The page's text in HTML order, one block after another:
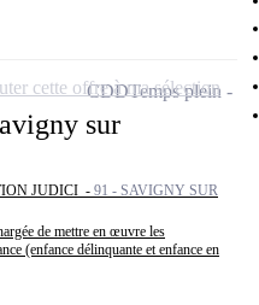
sur
JUDICI - 91 - SAVIGNY SUR
de mettre en œuvre les
(enfance délinquante et enfance en
CDDTemps plein
cette offre à ma sélection